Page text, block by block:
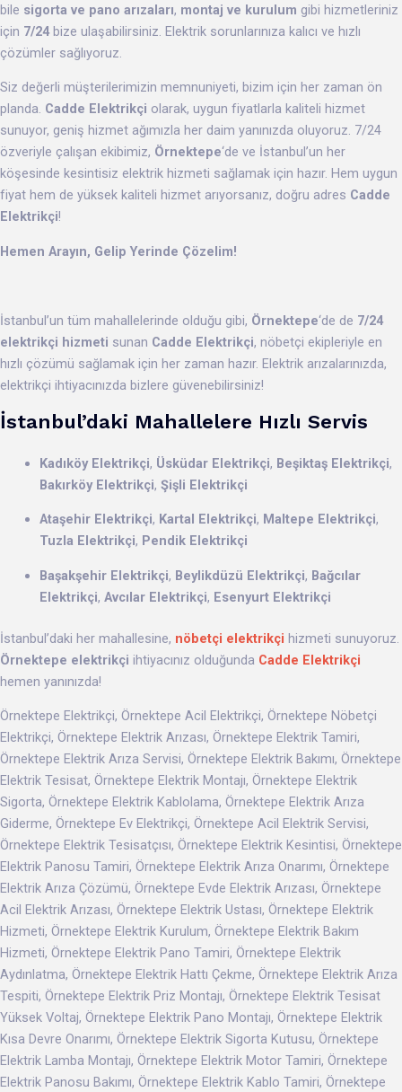
bile sigorta ve pano arızaları, montaj ve kurulum gibi hizmetleriniz
için 7/24 bize ulaşabilirsiniz. Elektrik sorunlarınıza kalıcı ve hızlı
çözümler sağlıyoruz.
Siz değerli müşterilerimizin memnuniyeti, bizim için her zaman ön
planda. Cadde Elektrikçi olarak, uygun fiyatlarla kaliteli hizmet
sunuyor, geniş hizmet ağımızla her daim yanınızda oluyoruz. 7/24
özveriyle çalışan ekibimiz, Örnektepe‘de ve İstanbul’un her
köşesinde kesintisiz elektrik hizmeti sağlamak için hazır. Hem uygun
fiyat hem de yüksek kaliteli hizmet arıyorsanız, doğru adres Cadde
Elektrikçi!
Hemen Arayın, Gelip Yerinde Çözelim!
İstanbul’un tüm mahallelerinde olduğu gibi, Örnektepe‘de de 7/24
elektrikçi hizmeti sunan Cadde Elektrikçi, nöbetçi ekipleriyle en
hızlı çözümü sağlamak için her zaman hazır. Elektrik arızalarınızda,
elektrikçi ihtiyacınızda bizlere güvenebilirsiniz!
İstanbul’daki Mahallelere Hızlı Servis
Kadıköy Elektrikçi, Üsküdar Elektrikçi, Beşiktaş Elektrikçi,
Bakırköy Elektrikçi, Şişli Elektrikçi
Ataşehir Elektrikçi, Kartal Elektrikçi, Maltepe Elektrikçi,
Tuzla Elektrikçi, Pendik Elektrikçi
Başakşehir Elektrikçi, Beylikdüzü Elektrikçi, Bağcılar
Elektrikçi, Avcılar Elektrikçi, Esenyurt Elektrikçi
İstanbul’daki her mahallesine, nöbetçi elektrikçi hizmeti sunuyoruz.
Örnektepe elektrikçi ihtiyacınız olduğunda Cadde Elektrikçi
hemen yanınızda!
Örnektepe Elektrikçi, Örnektepe Acil Elektrikçi, Örnektepe Nöbetçi
Elektrikçi, Örnektepe Elektrik Arızası, Örnektepe Elektrik Tamiri,
Örnektepe Elektrik Arıza Servisi, Örnektepe Elektrik Bakımı, Örnektepe
Elektrik Tesisat, Örnektepe Elektrik Montajı, Örnektepe Elektrik
Sigorta, Örnektepe Elektrik Kablolama, Örnektepe Elektrik Arıza
Giderme, Örnektepe Ev Elektrikçi, Örnektepe Acil Elektrik Servisi,
Örnektepe Elektrik Tesisatçısı, Örnektepe Elektrik Kesintisi, Örnektepe
Elektrik Panosu Tamiri, Örnektepe Elektrik Arıza Onarımı, Örnektepe
Elektrik Arıza Çözümü, Örnektepe Evde Elektrik Arızası, Örnektepe
Acil Elektrik Arızası, Örnektepe Elektrik Ustası, Örnektepe Elektrik
Hizmeti, Örnektepe Elektrik Kurulum, Örnektepe Elektrik Bakım
Hizmeti, Örnektepe Elektrik Pano Tamiri, Örnektepe Elektrik
Aydınlatma, Örnektepe Elektrik Hattı Çekme, Örnektepe Elektrik Arıza
Tespiti, Örnektepe Elektrik Priz Montajı, Örnektepe Elektrik Tesisat
Yüksek Voltaj, Örnektepe Elektrik Pano Montajı, Örnektepe Elektrik
Kısa Devre Onarımı, Örnektepe Elektrik Sigorta Kutusu, Örnektepe
Elektrik Lamba Montajı, Örnektepe Elektrik Motor Tamiri, Örnektepe
Elektrik Panosu Bakımı, Örnektepe Elektrik Kablo Tamiri, Örnektepe